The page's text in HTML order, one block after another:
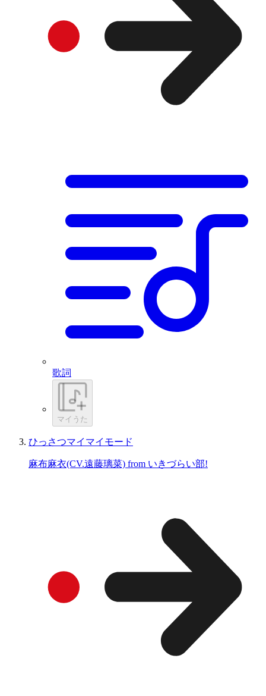
歌詞
マイうた
ひっさつマイマイモード
麻布麻衣(CV.遠藤璃菜) from いきづらい部!